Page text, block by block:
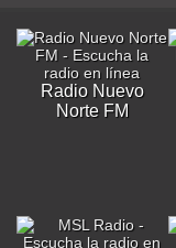
Radio Nuevo
Norte FM